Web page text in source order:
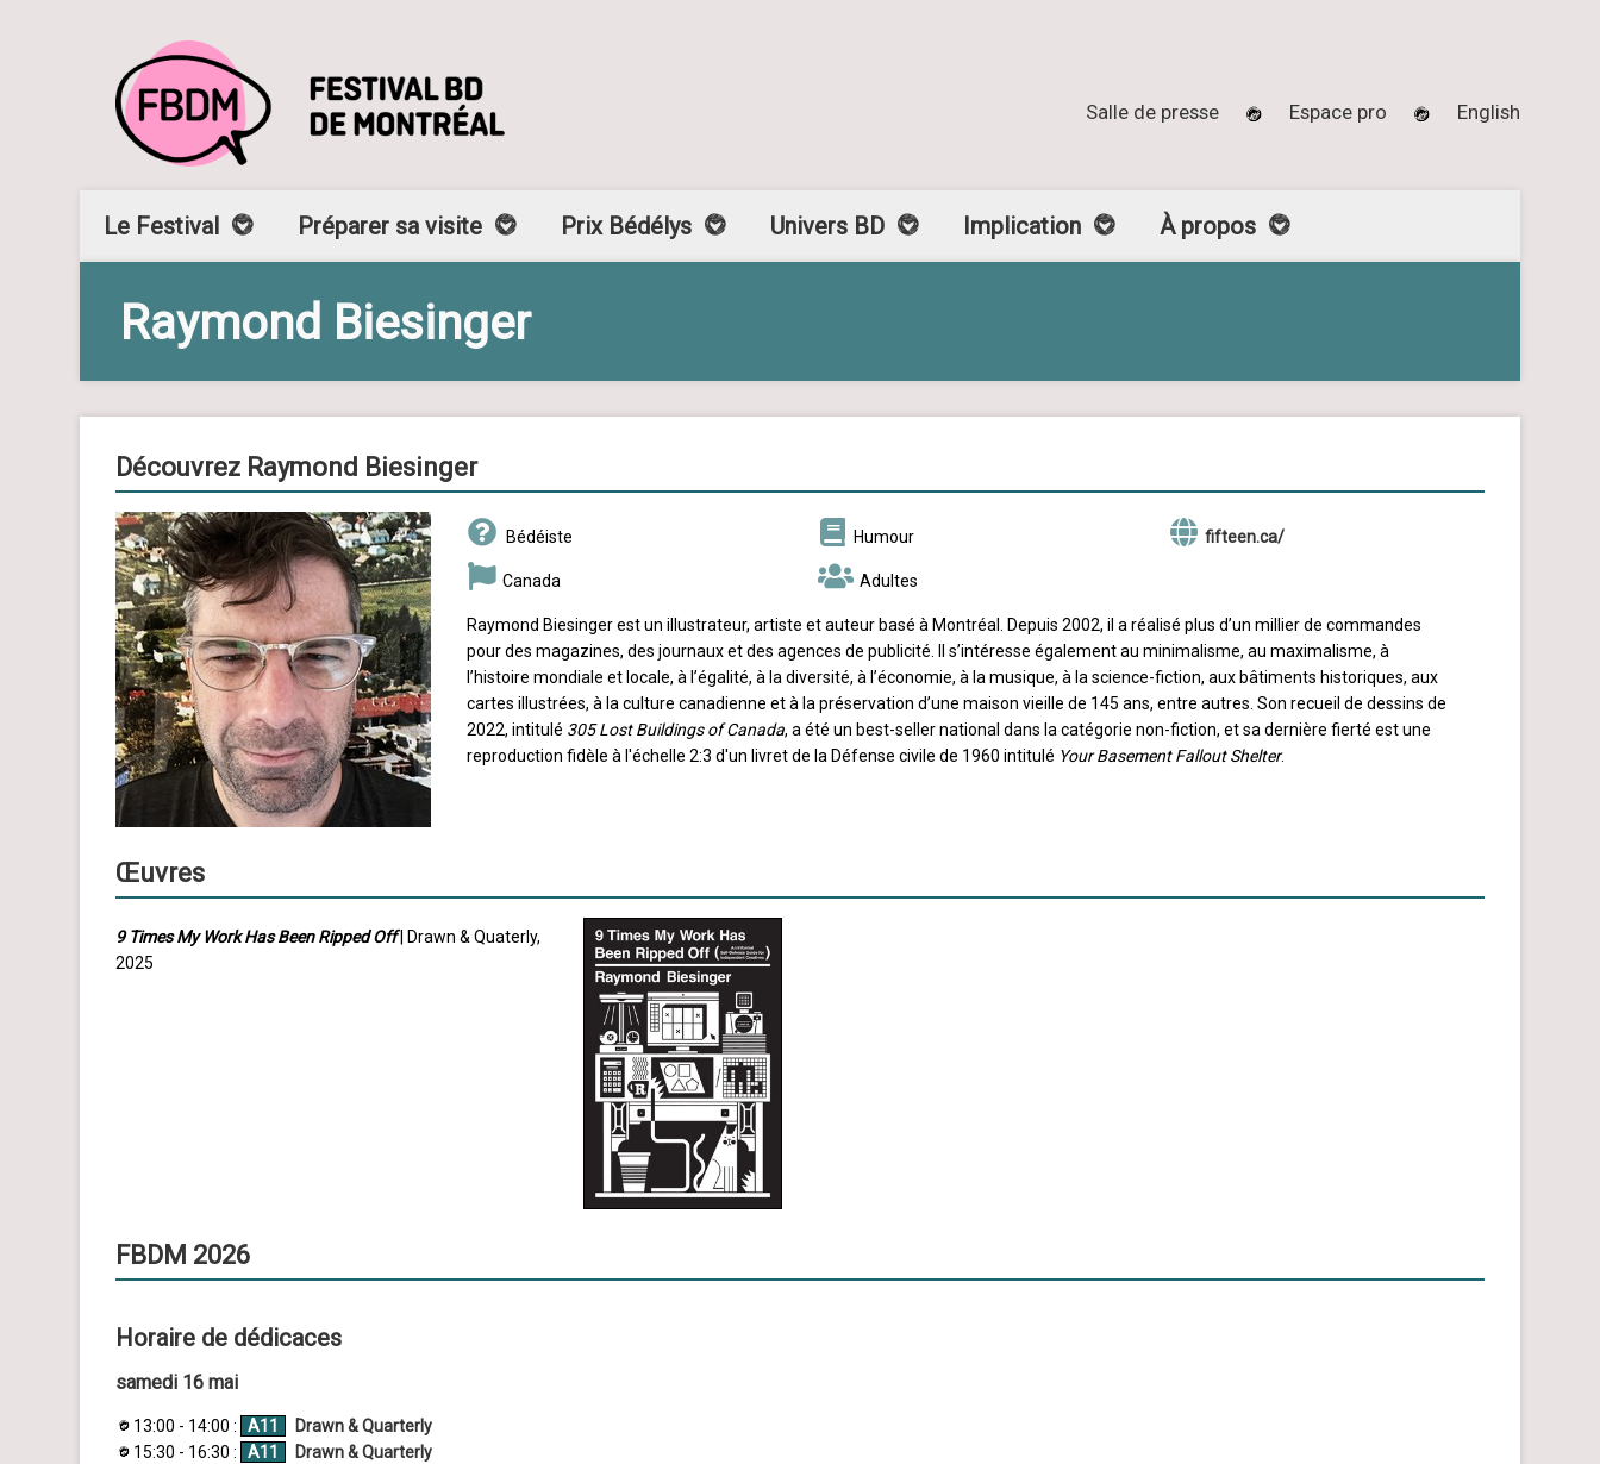
Salle de presse Espace pro English
Le Festival Préparer sa visite Prix Bédélys Univers BD Implication À propos
Raymond Biesinger
Découvrez Raymond Biesinger
Bédéiste
Canada
Humour
Adultes
fifteen.ca/
Raymond Biesinger est un illustrateur, artiste et auteur basé à Montréal. Depuis 2002, il a réalisé plus d’un millier de commandes
pour des magazines, des journaux et des agences de publicité. Il s’intéresse également au minimalisme, au maximalisme, à
l’histoire mondiale et locale, à l’égalité, à la diversité, à l’économie, à la musique, à la science-fiction, aux bâtiments historiques, aux
cartes illustrées, à la culture canadienne et à la préservation d’une maison vieille de 145 ans, entre autres. Son recueil de dessins de
2022, intitulé 305 Lost Buildings of Canada, a été un best-seller national dans la catégorie non-fiction, et sa dernière fierté est une
reproduction fidèle à l'échelle 2:3 d'un livret de la Défense civile de 1960 intitulé Your Basement Fallout Shelter.
Œuvres
9 Times My Work Has Been Ripped Off| Drawn & Quaterly,
2025
FBDM 2026
Horaire de dédicaces
samedi 16 mai
13:00 - 14:00 : A11
Drawn & Quarterly
15:30 - 16:30 :
A11 Drawn & Quarterly